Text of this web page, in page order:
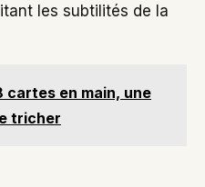
les subtilités de la
cartes en main, une
tricher